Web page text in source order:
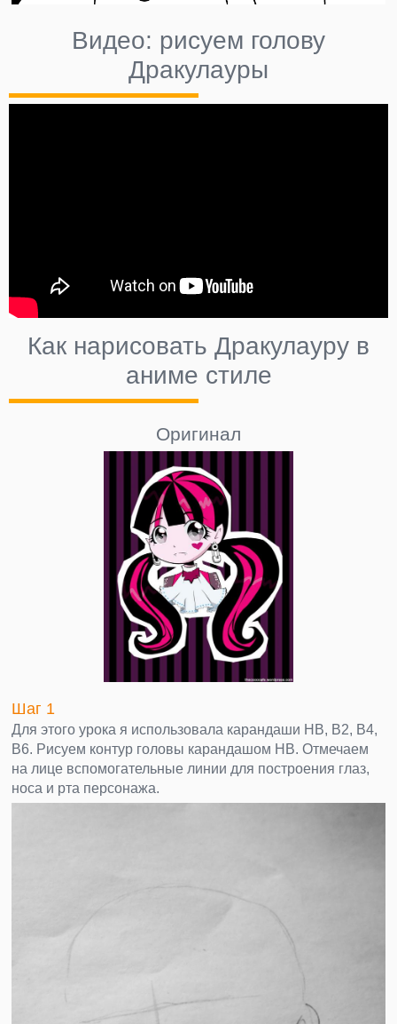
Видео: рисуем голову
Дракулауры
Как нарисовать Дракулауру в
аниме стиле
Оригинал
Шаг 1
Для этого урока я использовала карандаши НВ, В2, В4,
В6. Рисуем контур головы карандашом НВ. Отмечаем
на лице вспомогательные линии для построения глаз,
носа и рта персонажа.